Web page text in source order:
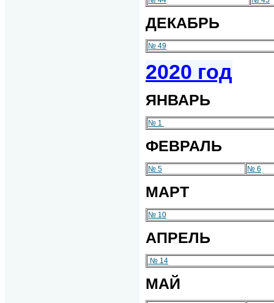
ДЕКАБРЬ
№ 49
2020 год
ЯНВАРЬ
№ 1
ФЕВРАЛЬ
№ 5 № 6
МАРТ
№ 10
АПРЕЛЬ
№ 14
МАЙ